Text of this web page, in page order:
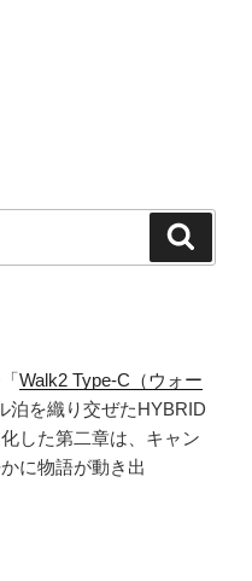
Walk2 Type‑C（ウォー
泊を織り交ぜたHYBRID
した第二章は、キャン
に物語が動き出